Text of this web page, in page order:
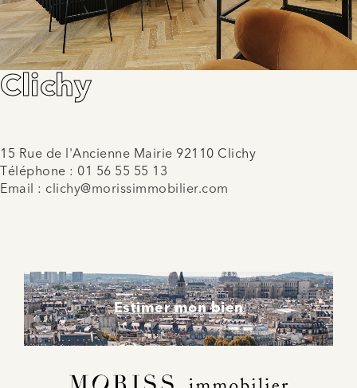
Clichy
15 Rue de l'Ancienne Mairie 92110 Clichy
Téléphone : 01 56 55 55 13
Email : clichy@morissimmobilier.com
Estimer mon bien